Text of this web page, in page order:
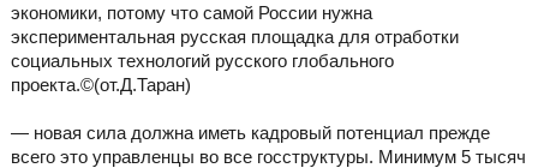
экономики, потому что самой России нужна
экспериментальная русская площадка для отработки
социальных технологий русского глобального
проекта.©(от.Д.Таран)
— новая сила должна иметь кадровый потенциал прежде
всего это управленцы во все госструктуры. Минимум 5 тысяч